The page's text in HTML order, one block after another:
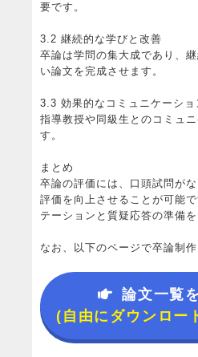
要です。
3.2 継続的な学びと改善
卒論は学問の集大成であり、
い論文を完成させます。
3.3 効果的なコミュニケーショ
指導教授や同級生とのコミュ
す。
まとめ
卒論の評価には、口頭試問が
評価を向上させることが可能
テーションと質疑応答の準備
なお、以下のページで卒論制
論文一覧
(自由にダウンロー